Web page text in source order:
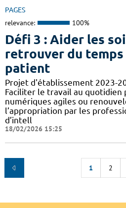
PAGES
relevance: 100%
Défi 3 : Aider les
retrouver du
patient
Projet d'établissement 2023-
Faciliter le travail au quotidien
numériques agiles ou
l’appropriation par les
d’intell
18/02/2026 15:25
1 2